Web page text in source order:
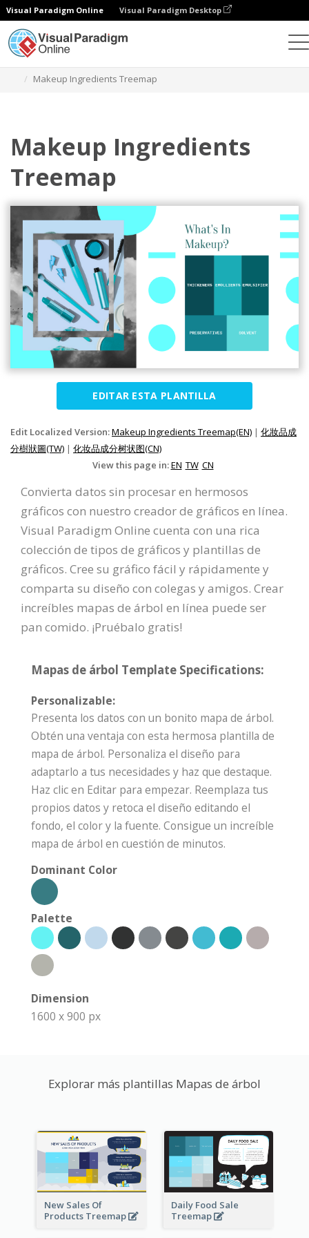
Visual Paradigm Online Visual Paradigm Desktop
Makeup Ingredients Treemap
Makeup Ingredients
Treemap
EDITAR ESTA PLANTILLA
Edit Localized Version:Makeup Ingredients Treemap(EN) | 化妝品成
分樹狀圖(TW) | 化妆品成分树状图(CN)
View this page in:EN TW CN
Convierta datos sin procesar en hermosos
gráficos con nuestro creador de gráficos en línea.
Visual Paradigm Online cuenta con una rica
colección de tipos de gráficos y plantillas de
gráficos. Cree su gráfico fácil y rápidamente y
comparta su diseño con colegas y amigos. Crear
increíbles mapas de árbol en línea puede ser
pan comido. ¡Pruébalo gratis!
Mapas de árbol Template Specifications:
Personalizable:
Presenta los datos con un bonito mapa de árbol.
Obtén una ventaja con esta hermosa plantilla de
mapa de árbol. Personaliza el diseño para
adaptarlo a tus necesidades y haz que destaque.
Haz clic en Editar para empezar. Reemplaza tus
propios datos y retoca el diseño editando el
fondo, el color y la fuente. Consigue un increíble
mapa de árbol en cuestión de minutos.
Dominant Color
Palette
Dimension
1600 x 900 px
Explorar más plantillas Mapas de árbol
New Sales Of
Products Treemap
Daily Food Sale
Treemap